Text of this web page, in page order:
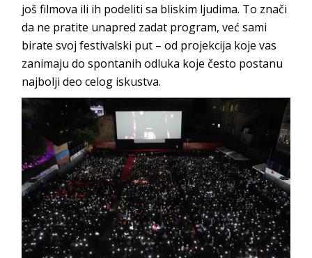
još filmova ili ih podeliti sa bliskim ljudima. To znači
da ne pratite unapred zadat program, već sami
birate svoj festivalski put – od projekcija koje vas
zanimaju do spontanih odluka koje često postanu
najbolji deo celog iskustva.